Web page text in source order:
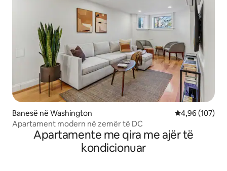
Banesë në Washington Vlerësimi
4,96 (107)
Apartament modern në zemër të DC
Apartamente me qira me ajër të
kondicionuar